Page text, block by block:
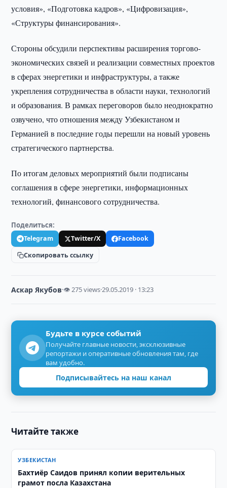
условия», «Подготовка кадров», «Цифровизация»,
«Структуры финансирования».
Стороны обсудили перспективы расширения торгово-
экономических связей и реализации совместных проектов
в сферах энергетики и инфраструктуры, а также
укрепления сотрудничества в области науки, технологий
и образования. В рамках переговоров было неоднократно
озвучено, что отношения между Узбекистаном и
Германией в последние годы перешли на новый уровень
стратегического партнерства.
По итогам деловых мероприятий были подписаны
соглашения в сфере энергетики, информационных
технологий, финансового сотрудничества.
Поделиться:
Telegram Twitter/X
Facebook
Скопировать ссылку
Аскар Якубов·👁 275 views·29.05.2019 · 13:23
Будьте в курсе событий
Получайте главные новости, эксклюзивные
репортажи и оперативные обновления там, где
вам удобно.
Подписывайтесь на наш канал
Читайте также
УЗБЕКИСТАН
Бахтиёр Саидов принял копии верительных
грамот посла Казахстана